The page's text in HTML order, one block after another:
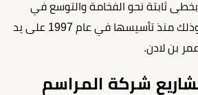
ثابتة نحو الفخامة والتوسع في
مصر والشرق الأوسط، وذلك منذ تأسيسها في عام 1997 على يد
بن لادن.
شركة المراسم